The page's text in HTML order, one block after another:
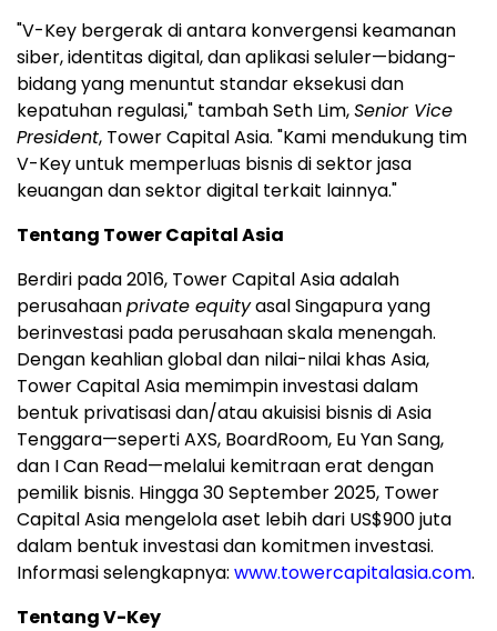
"V-Key bergerak di antara konvergensi keamanan
siber, identitas digital, dan aplikasi seluler—bidang-
bidang yang menuntut standar eksekusi dan
kepatuhan regulasi," tambah Seth Lim,Senior Vice
President, Tower Capital Asia. "Kami mendukung tim
V-Key untuk memperluas bisnis di sektor jasa
keuangan dan sektor digital terkait lainnya."
Tentang Tower Capital Asia
Berdiri pada 2016, Tower Capital Asia adalah
perusahaanprivate equityasal Singapura yang
berinvestasi pada perusahaan skala menengah.
Dengan keahlian global dan nilai-nilai khas Asia,
Tower Capital Asia memimpin investasi dalam
bentuk privatisasi dan/atau akuisisi bisnis di Asia
Tenggara—seperti AXS, BoardRoom, Eu Yan Sang,
dan I Can Read—melalui kemitraan erat dengan
pemilik bisnis. Hingga 30 September 2025, Tower
Capital Asia mengelola aset lebih dari US$900 juta
dalam bentuk investasi dan komitmen investasi.
Informasi selengkapnya: www.towercapitalasia.com.
Tentang V-Key